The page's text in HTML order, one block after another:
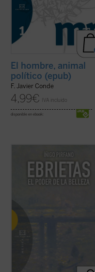
El hombre, animal
político (epub)
F. Javier Conde
4,99€ IVA incluido
disponible en ebook:
Cuando un filósofo escribe sobre estética,
el resultado constituye en no pocos casos
un ejercicio de admirable erudición que no
consigue penetrar en la naturaleza de la
creación poética. Y al revés; si un artista se
lanza a la difícil tarea ... (ver ficha)